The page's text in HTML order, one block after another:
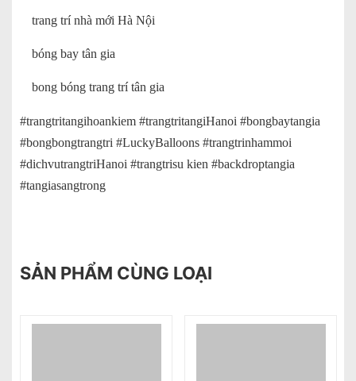
trang trí nhà mới Hà Nội
bóng bay tân gia
bong bóng trang trí tân gia
#trangtritangihoankiem #trangtritangiHanoi #bongbaytangia
#bongbongtrangtri #LuckyBalloons #trangtrinhammoi
#dichvutrangtriHanoi #trangtrisu kien #backdroptangia
#tangiasangtrong
SẢN PHẨM CÙNG LOẠI